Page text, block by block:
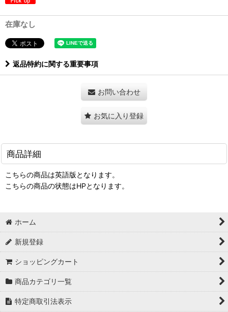
在庫なし
返品特約に関する重要事項
お問い合わせ
お気に入り登録
商品詳細
こちらの商品は英語版となります。
こちらの商品の状態はHPとなります。
ホーム
新規登録
ショッピングカート
商品カテゴリ一覧
特定商取引法表示